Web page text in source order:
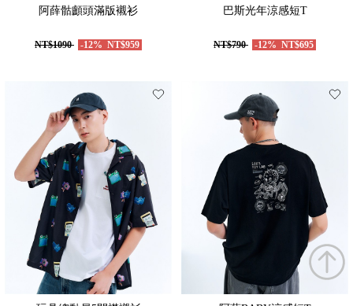
阿薛骷顱頭滿版襯衫
NT$1090 -12% NT$959
巴斯光年涼感短T
NT$790 -12% NT$695